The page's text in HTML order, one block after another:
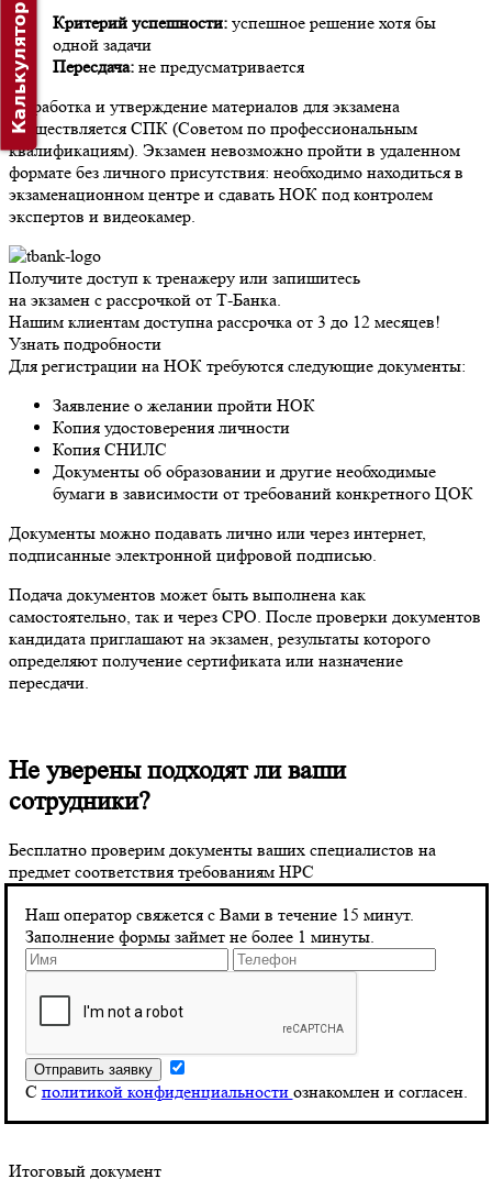
Критерий успешности: успешное решение хотя бы
одной задачи
Пересдача: не предусматривается
Разработка и утверждение материалов для экзамена
осуществляется СПК (Советом по профессиональным
квалификациям). Экзамен невозможно пройти в удаленном
формате без личного присутствия: необходимо находиться в
экзаменационном центре и сдавать НОК под контролем
экспертов и видеокамер.
Получите доступ к тренажеру или запишитесь
на экзамен с рассрочкой от Т-Банка.
Нашим клиентам доступна рассрочка от 3 до 12 месяцев!
Узнать подробности
Для регистрации на НОК требуются следующие документы:
Заявление о желании пройти НОК
Копия удостоверения личности
Копия СНИЛС
Документы об образовании и другие необходимые
бумаги в зависимости от требований конкретного ЦОК
Документы можно подавать лично или через интернет,
подписанные электронной цифровой подписью.
Подача документов может быть выполнена как
самостоятельно, так и через СРО. После проверки документов
кандидата приглашают на экзамен, результаты которого
определяют получение сертификата или назначение
пересдачи.
Не уверены подходят ли ваши
сотрудники?
Бесплатно проверим документы ваших специалистов на
предмет соответствия требованиям НРС
Наш оператор свяжется с Вами в течение 15 минут.
Заполнение формы займет не более 1 минуты.
С политикой конфиденциальности ознакомлен и согласен.
Стоимость НОК:
Устанавливается индивидуально каждым ЦОК
Ориентировочная стоимость: от 12 000 до 20 000 рублей
Оплата не возвращается в случае неудачи на экзамене, каждая
последующая попытка оплачивается отдельно
После успешного прохождения НОК специалист получает
НАРК. В случае неудачи выдается заключение о прохождении
экзамена.
Итоговый документ
Калькулятор